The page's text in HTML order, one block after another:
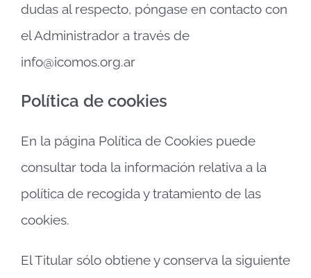
dudas al respecto, póngase en contacto con
el Administrador a través de
info@icomos.org.ar
Política de cookies
En la página Política de Cookies puede
consultar toda la información relativa a la
política de recogida y tratamiento de las
cookies.
El Titular sólo obtiene y conserva la siguiente